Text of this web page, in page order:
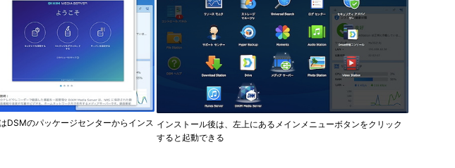
DSMのパッケージセンターからインス インストール後は、左上にあるメインメニューボタンをクリック
すると起動できる